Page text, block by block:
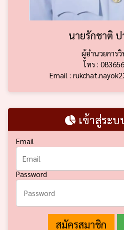
นายรักชาติ
ผู้อำนวยการวิ
โทร :
Email :
เข้าสู่ระ
Email
Password
สมัครสมาชิก